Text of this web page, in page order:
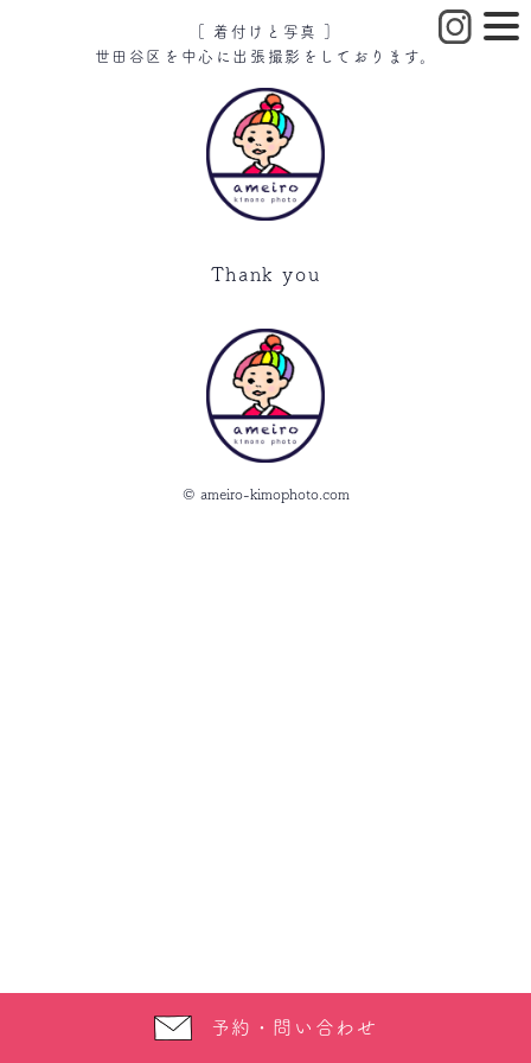
［ 着付けと写真 ］
世田谷区を中心に出張撮影をしております。
Thank you
© ameiro-kimophoto.com
予約・問い合わせ